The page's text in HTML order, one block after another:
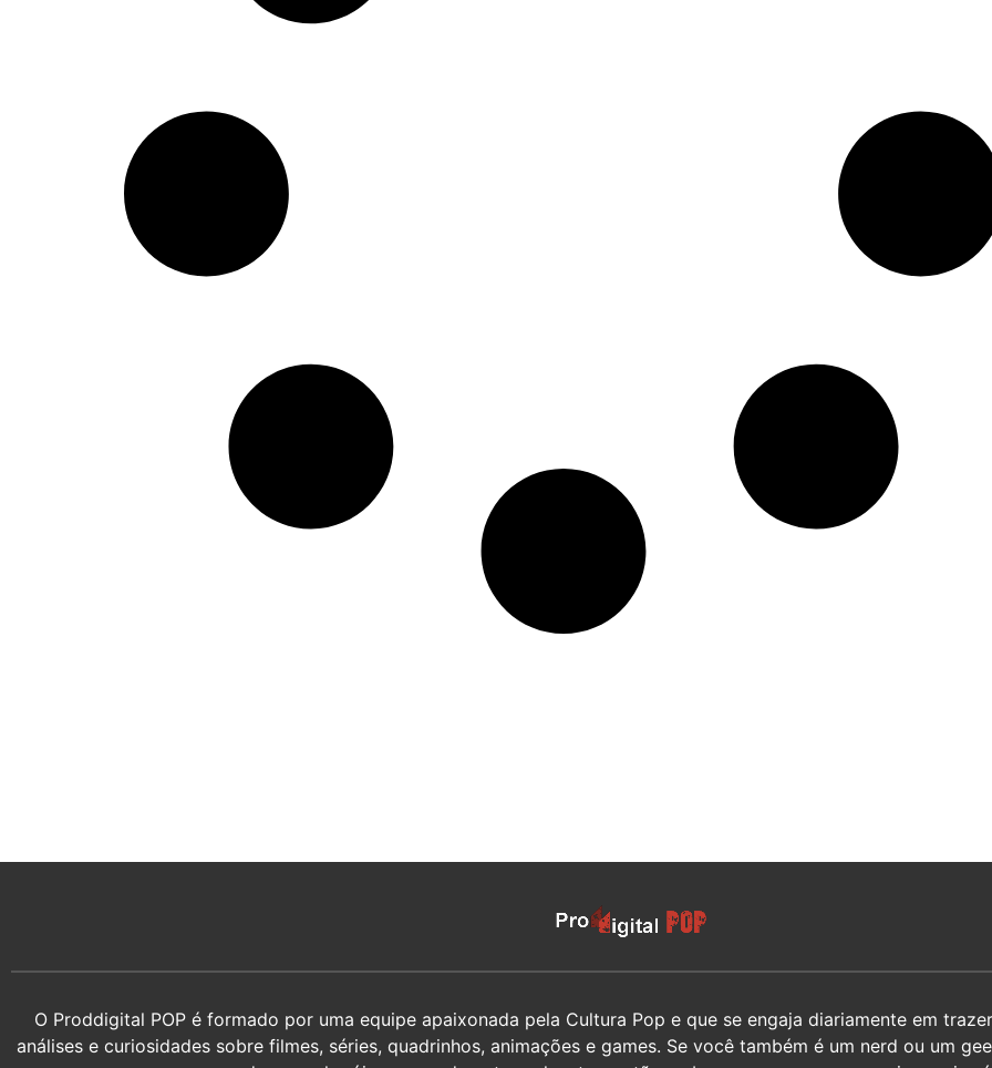
O Proddigital POP é formado por uma equipe apaixonada pela Cultura Pop e que se engaja diariamente em
análises e curiosidades sobre filmes, séries, quadrinhos, animações e games. Se você também é um nerd ou um